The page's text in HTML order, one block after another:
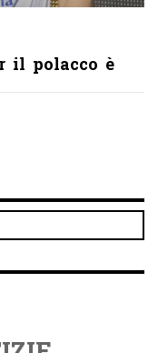
il polacco è